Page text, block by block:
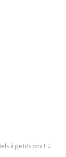
à petits prix ! ⇓